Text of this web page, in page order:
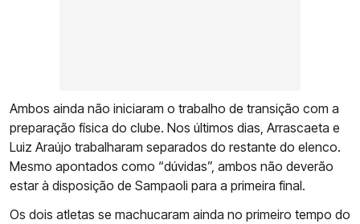
Ambos ainda não iniciaram o trabalho de transição com a
preparação física do clube. Nos últimos dias, Arrascaeta e
Luiz Araújo trabalharam separados do restante do elenco.
Mesmo apontados como “dúvidas”, ambos não deverão
estar à disposição de Sampaoli para a primeira final.
Os dois atletas se machucaram ainda no primeiro tempo do